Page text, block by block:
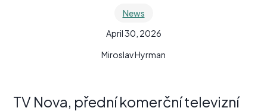
News
April 30, 2026
Miroslav Hyrman
TV Nova, přední komerční televizní